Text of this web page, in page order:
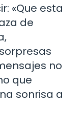
«Que esta
de
no
que
sonrisa a